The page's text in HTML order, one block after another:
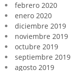
febrero 2020
enero 2020
diciembre 2019
noviembre 2019
octubre 2019
septiembre 2019
agosto 2019